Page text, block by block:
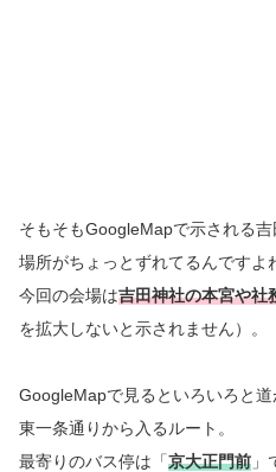
そもそもGoogleMapで示される
場所がちょっとずれてるんですよ
今回の会場は吉田神社の本宮や社
を拡大しないと示されません）。
GoogleMapで見るといろいろと
東一条通りから入るルート。
最寄りのバス停は「京大正門前 」